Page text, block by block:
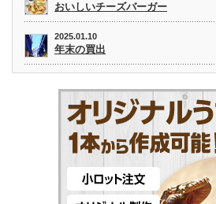
おいしいチーズバーガー
2025.01.10
年末の買出